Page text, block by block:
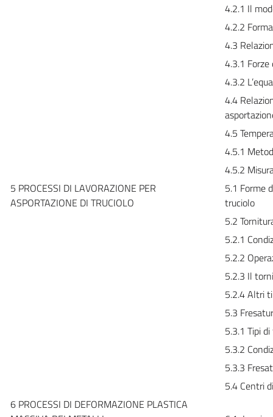
4.2.1 Il
4.2.2
4.3
4.3.1
4.3.2
4.4
4.5
4.5.1
4.5.2
5 PROCESSI DI LAVORAZIONE PER
ASPORTAZIONE DI TRUCIOLO
5.1 Forme
truciolo
5.2
5.2.1
5.2.2
5.2.3 Il
5.2.4 Altri
5.3
5.3.1 Tipi
5.3.2
5.3.3
5.4 Centri
6 PROCESSI DI DEFORMAZIONE PLASTICA